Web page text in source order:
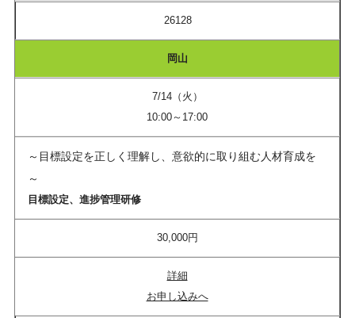
26128
岡山
7/14（火）
10:00～17:00
～目標設定を正しく理解し、意欲的に取り組む人材育成を
～
目標設定、進捗管理研修
30,000円
詳細
お申し込みへ